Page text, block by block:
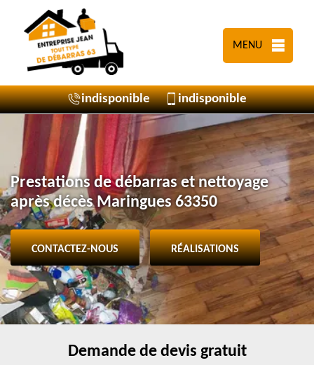
MENU
indisponible indisponible
Prestations de débarras et nettoyage
après décès Maringues 63350
CONTACTEZ-NOUS RÉALISATIONS
Demande de devis gratuit